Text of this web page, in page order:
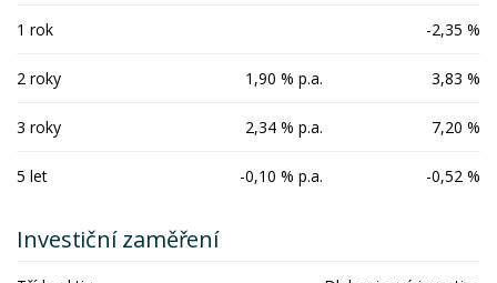
1 rok -2,35 %
2 roky 1,90 % p.a. 3,83 %
3 roky 2,34 % p.a. 7,20 %
5 let -0,10 % p.a. -0,52 %
Investiční zaměření